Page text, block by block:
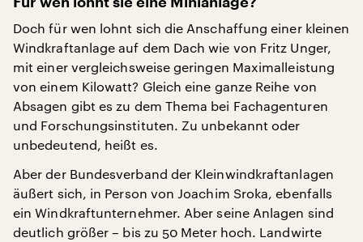
Doch für wen lohnt sich die Anschaffung einer kleinen
Windkraftanlage auf dem Dach wie von Fritz Unger,
mit einer vergleichsweise geringen Maximalleistung
von einem Kilowatt? Gleich eine ganze Reihe von
Absagen gibt es zu dem Thema bei Fachagenturen
und Forschungsinstituten. Zu unbekannt oder
unbedeutend, heißt es.
Aber der Bundesverband der Kleinwindkraftanlagen
äußert sich, in Person von Joachim Sroka, ebenfalls
ein Windkraftunternehmer. Aber seine Anlagen sind
deutlich größer – bis zu 50 Meter hoch. Landwirte